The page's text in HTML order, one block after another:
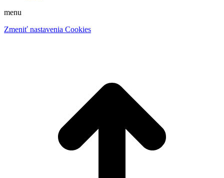
menu
Zmeniť nastavenia Cookies